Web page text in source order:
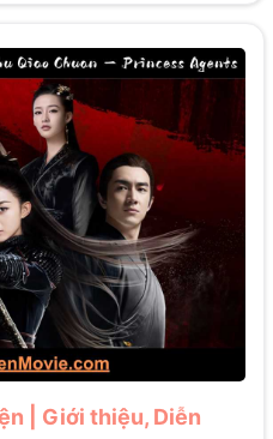
| Giới thiệu, Diễn